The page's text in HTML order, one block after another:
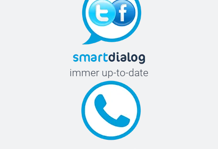
immer up-to-date